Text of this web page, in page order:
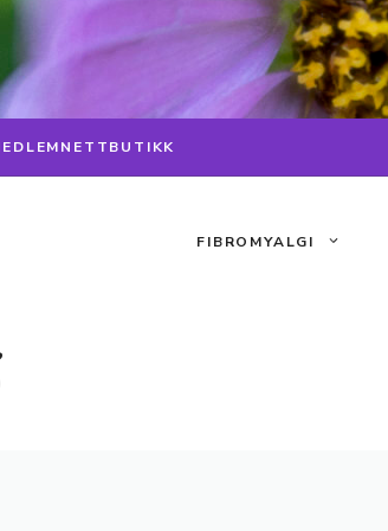
NETTBUTIKK
FIBROMYALGI